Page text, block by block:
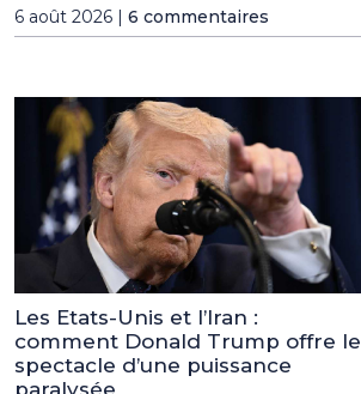
6 août 2026 | 6 commentaires
Les Etats-Unis et l’Iran :
comment Donald Trump offre le
spectacle d’une puissance
paralysée